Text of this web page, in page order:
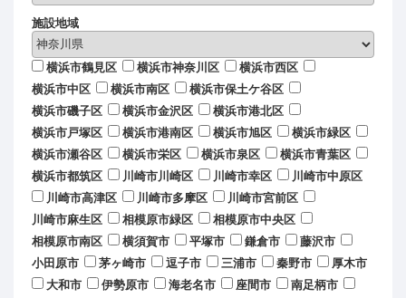
施設地域
横浜市鶴見区 横浜市神奈川区
横浜市西区
横浜市中区
横浜市南区
横浜市保土ケ谷区
横浜市磯子区
横浜市金沢区
横浜市港北区
横浜市戸塚区
横浜市港南区 横浜市旭区
横浜市緑区
横浜市瀬谷区
横浜市栄区 横浜市泉区
横浜市青葉区
横浜市都筑区
川崎市川崎区 川崎市幸区
川崎市中原区
川崎市高津区
川崎市多摩区
川崎市宮前区
川崎市麻生区
相模原市緑区
相模原市中央区
相模原市南区
横須賀市 平塚市 鎌倉市
藤沢市
小田原市
茅ヶ崎市 逗子市 三浦市 秦野市
厚木市
大和市
伊勢原市 海老名市 座間市
南足柄市